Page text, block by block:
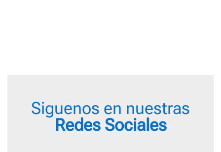
Siguenos en nuestras
Redes Sociales